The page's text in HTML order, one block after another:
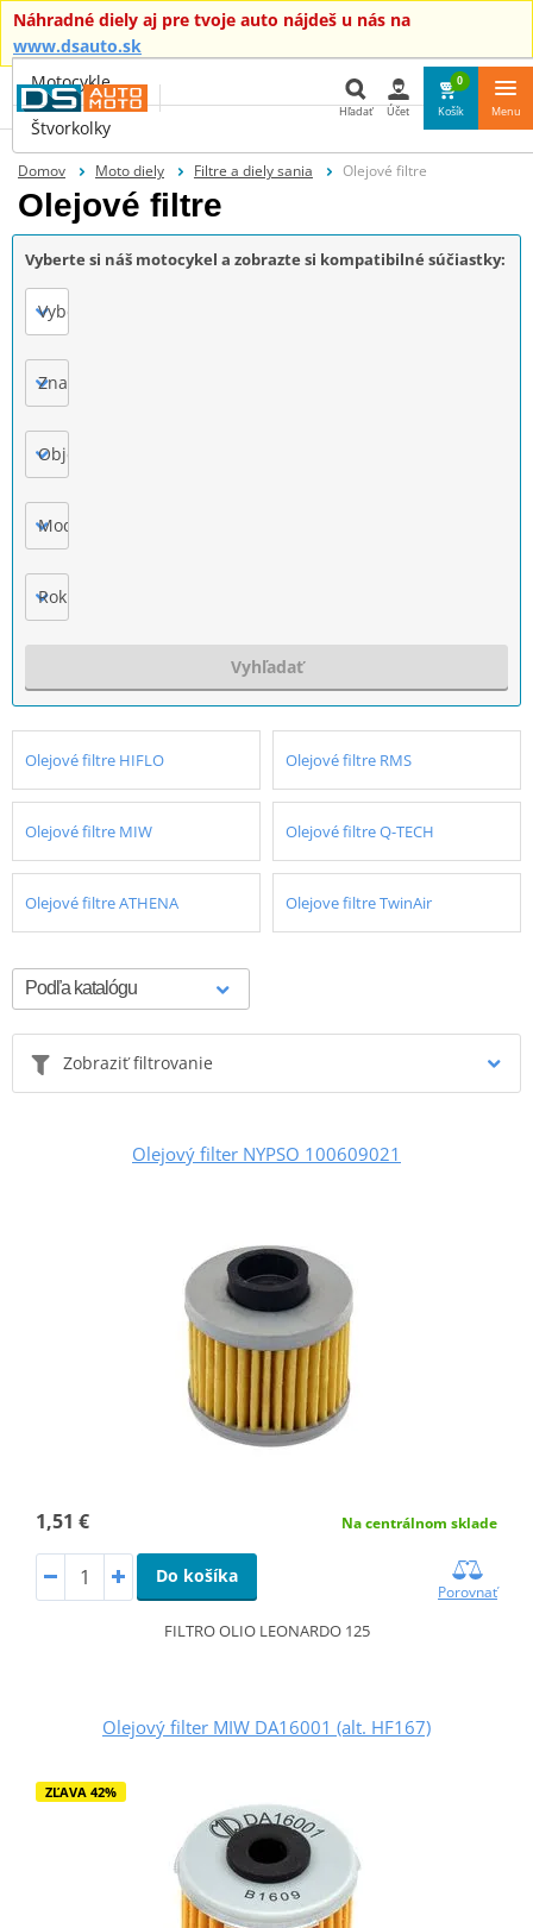
Náhradné diely aj pre tvoje auto nájdeš u nás na
www.dsauto.sk
Hľadať Účet
0
Košík Menu
Domov Moto diely Filtre a diely sania Olejové filtre
Olejové filtre
Vyberte si náš motocykel a zobrazte si kompatibilné súčiastky:
Vyberte
Značka
Objem motora
Model
Rok výroby
Vyhľadať
Olejové filtre HIFLO Olejové filtre RMS
Olejové filtre MIW Olejové filtre Q-TECH
Olejové filtre ATHENA Olejove filtre TwinAir
Zobraziť filtrovanie
Olejový filter NYPSO 100609021
1,51 € Na centrálnom sklade
Do košíka
Porovnať
FILTRO OLIO LEONARDO 125
Olejový filter MIW DA16001 (alt. HF167)
ZĽAVA 42%
Motocykle
Štvorkolky